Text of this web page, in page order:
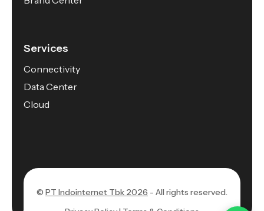
Services
Connectivity
Data Center
Cloud
© PT Indointernet Tbk 2026 - All rights reserved.